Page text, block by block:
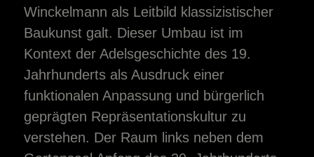
Winckelmann als Leitbild klassizistischer
Baukunst galt. Dieser Umbau ist im
Kontext der Adelsgeschichte des 19.
Jahrhunderts als Ausdruck einer
funktionalen Anpassung und bürgerlich
geprägten Repräsentationskultur zu
verstehen. Der Raum links neben dem